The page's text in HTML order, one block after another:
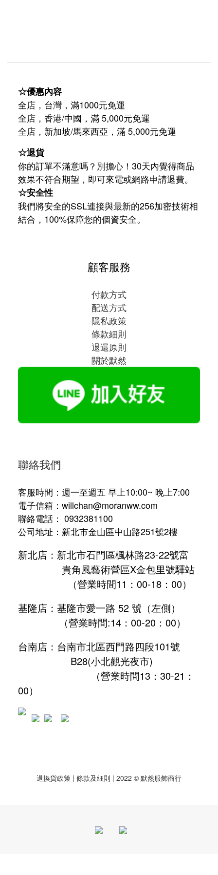
☆優惠內容
全店，台灣，滿1000元免運
全店，香港/中國，滿 5,000元免運
全店，新加坡/馬來西亞，滿 5,000元免運
☆退貨
你的訂單不滿意嗎？別擔心！30天內覺得商品
效果不符合期望，即可來電或網路申請退費。
☆安全性
我們將安全的SSL連接與最新的256加密技術相
結合，100%保障您的個資安全。
顧客服務
付款方式
配送方式
隱私政策
條款細則
退還原則
關於默然
聯絡我們
客服時間：週一至週五 早上10:00~ 晚上7:00
電子信箱：willchan@moranww.com
聯絡電話： 0932381100
公司地址：新北市金山區中山路251號2樓
新北店：新北市石門區楓林路23-22號富
貴角風藝術營區X金包里號驛站
（營業時間11：00-18：00）
基隆店：基隆市愛一路 52 號（左側）
（營業時間:14：00-20：00）
台南店：台南市北區西門路四段101號
B28(小北觀光夜市)
（營業時間13：30-21：
00）
退換貨政策 | 條款及細則 | 2022 © 默然服飾商行